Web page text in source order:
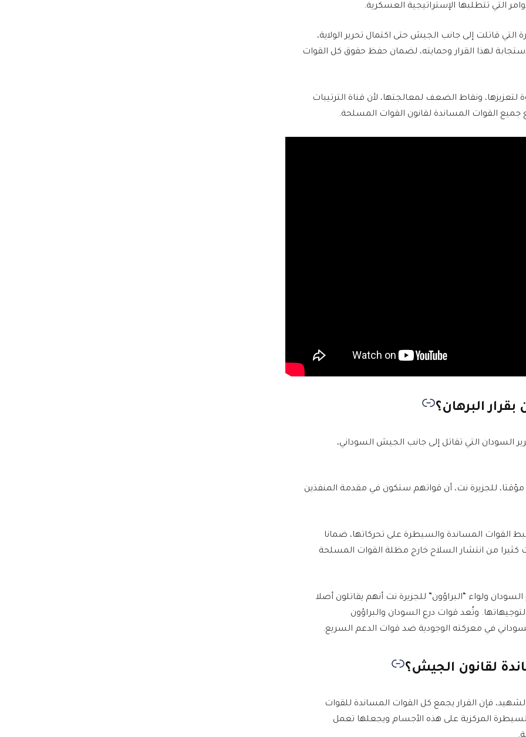
التي تتطلبها الإستراتيجية العسكرية.
قاتلت إلى جانب الجيش حتى اكتمال تحرير الولاية،
لهذا القرار وحمايته، لضمان حفظ حقوق كل القوات
ونقاط الضعف لمعالجتها، لأن قناة الترتيبات
القوات المساندة لقانون القوات المسلحة.
البرهان؟
السودان التي تقاتل إلى جانب الجيش السوداني،
مؤقتا، للجزيرة نت، أن قواتهم ستكون في مقدمة المنفذين
القوات المساندة والسيطرة على تحركاتها، ضمانا
كثيرا من انتشار السلاح خارج مظلة القوات المسلحة
ولواء “البراؤون” للجزيرة نت أنهم يقاتلون أصلا
وتُعد قوات درع السودان والبراؤون
في معركته الوجودية ضد قوات الدعم السريع.
لقانون الجيش؟
فإن القرار يجمع كل القوات المساندة للقوات
المركزية على هذه الأجسام ويجعلها تعمل